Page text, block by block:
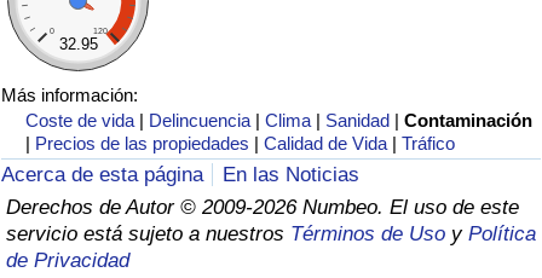
0 120
32.95
Más información:
Coste de vida | Delincuencia |Clima | Sanidad |Contaminación
| Precios de las propiedades |Calidad de Vida |Tráfico
Acerca de esta página
En las Noticias
Derechos de Autor © 2009-2026 Numbeo. El uso de este
servicio está sujeto a nuestros Términos de Uso y Política
de Privacidad